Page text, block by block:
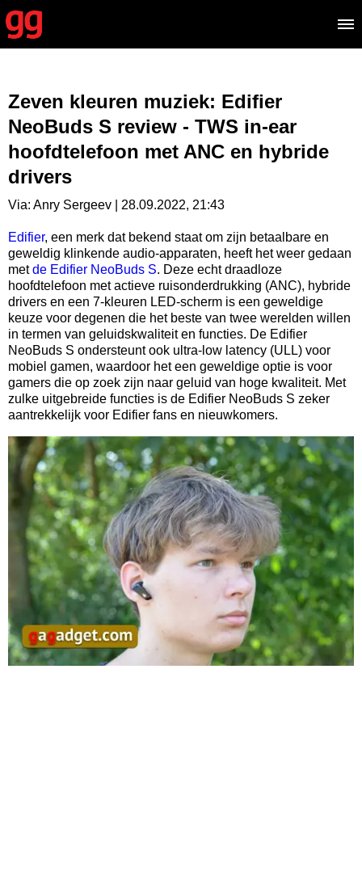
Zeven kleuren muziek: Edifier
NeoBuds S review - TWS in-ear
hoofdtelefoon met ANC en hybride
drivers
Via: Anry Sergeev | 28.09.2022, 21:43
Edifier, een merk dat bekend staat om zijn betaalbare en
geweldig klinkende audio-apparaten, heeft het weer gedaan
metde Edifier NeoBuds S. Deze echt draadloze
hoofdtelefoon met actieve ruisonderdrukking (ANC), hybride
drivers en een 7-kleuren LED-scherm is een geweldige
keuze voor degenen die het beste van twee werelden willen
in termen van geluidskwaliteit en functies. De Edifier
NeoBuds S ondersteunt ook ultra-low latency (ULL) voor
mobiel gamen, waardoor het een geweldige optie is voor
gamers die op zoek zijn naar geluid van hoge kwaliteit. Met
zulke uitgebreide functies is de Edifier NeoBuds S zeker
aantrekkelijk voor Edifier fans en nieuwkomers.